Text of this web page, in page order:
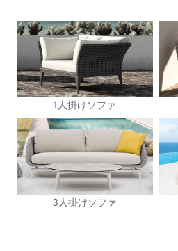
1人掛けソファ
3人掛けソファ